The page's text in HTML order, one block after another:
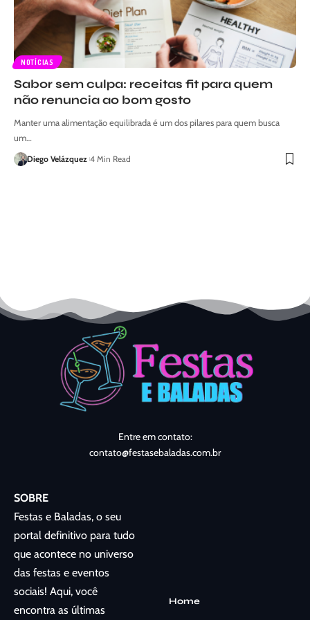
NOTÍCIAS
Sabor sem culpa: receitas fit para quem
não renuncia ao bom gosto
Manter uma alimentação equilibrada é um dos pilares para quem busca
um…
Diego Velázquez 4 Min Read
Entre em contato:
contato@festasebaladas.com.br
SOBRE
Festas e Baladas, o seu
portal definitivo para tudo
que acontece no universo
das festas e eventos
sociais! Aqui, você
encontra as últimas
Home